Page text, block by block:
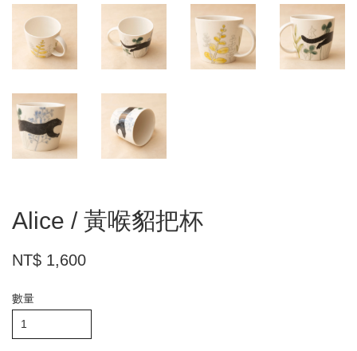
Alice / 黃喉貂把杯
NT$ 1,600
數量